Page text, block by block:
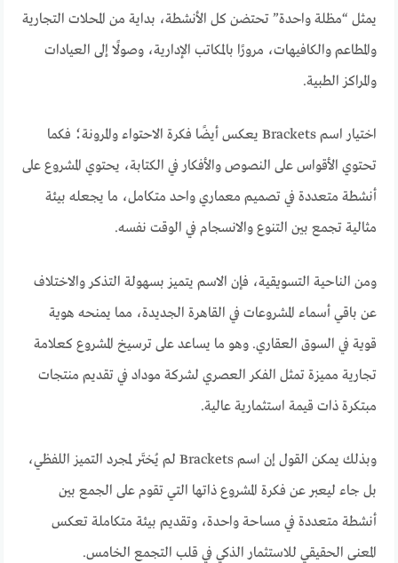
يمثل “مظلة واحدة” تحتضن كل الأنشطة، بداية من المحلات التجارية
والمطاعم والكافيهات، مرورًا بالمكاتب الإدارية، وصولًا إلى العيادات
والمراكز الطبية.
اختيار اسم Brackets يعكس أيضًا فكرة الاحتواء والمرونة؛ فكما
تحتوي الأقواس على النصوص والأفكار في الكتابة، يحتوي المشروع على
أنشطة متعددة في تصميم معماري واحد متكامل، ما يجعله بيئة
مثالية تجمع بين التنوع والانسجام في الوقت نفسه.
ومن الناحية التسويقية، فإن الاسم يتميز بسهولة التذكر والاختلاف
عن باقي أسماء المشروعات في القاهرة الجديدة، مما يمنحه هوية
قوية في السوق العقاري. وهو ما يساعد على ترسيخ المشروع كعلامة
تجارية مميزة تمثل الفكر العصري لشركة موداد في تقديم منتجات
مبتكرة ذات قيمة استثمارية عالية.
وبذلك يمكن القول إن اسم Brackets لم يُختَر لمجرد التميز اللفظي،
بل جاء ليعبر عن فكرة المشروع ذاتها التي تقوم على الجمع بين
أنشطة متعددة في مساحة واحدة، وتقديم بيئة متكاملة تعكس
المعنى الحقيقي للاستثمار الذكي في قلب التجمع الخامس.